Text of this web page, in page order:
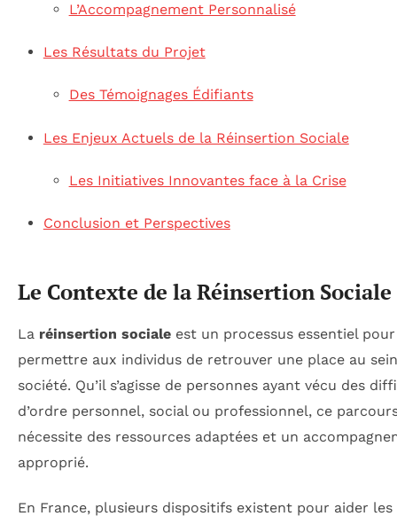
L’Accompagnement Personnalisé
Les Résultats du Projet
Des Témoignages Édifiants
Les Enjeux Actuels de la Réinsertion Sociale
Les Initiatives Innovantes face à la Crise
Conclusion et Perspectives
Le Contexte de la Réinsertion Sociale
La réinsertion sociale est un processus essentiel pour
permettre aux individus de retrouver une place au
société. Qu’il s’agisse de personnes ayant vécu des
d’ordre personnel, social ou professionnel, ce
nécessite des ressources adaptées et un
approprié.
En France, plusieurs dispositifs existent pour aider les